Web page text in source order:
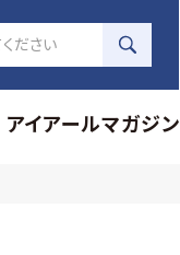
アイアールマガジン